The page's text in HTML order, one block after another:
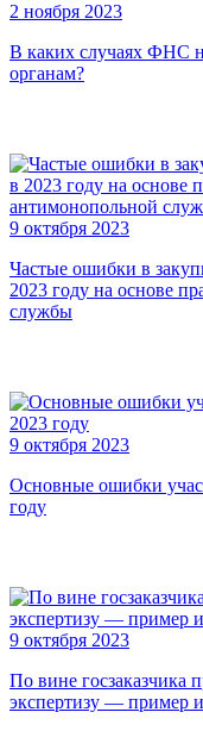
2 ноября 2023
В каких случаях ФНС
органам?
9 октября 2023
Частые ошибки в
2023 году на основе
службы
9 октября 2023
Основные ошибки
году
9 октября 2023
По вине госзаказчика
экспертизу — пример